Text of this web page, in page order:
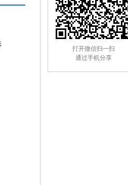
打开微信扫一扫
通过手机分享